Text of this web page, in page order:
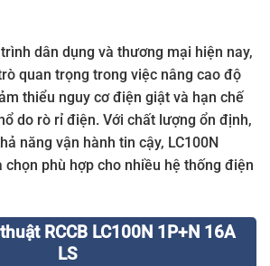
dân dụng và thương mại hiện nay,
quan trọng trong việc nâng cao độ
thiểu nguy cơ điện giật và hạn chế
do rò rỉ điện. Với chất lượng ổn định,
năng vận hành tin cậy, LC100N
chọn phù hợp cho nhiều hệ thống điện
RCCB LC100N 1P+N 16A
LS